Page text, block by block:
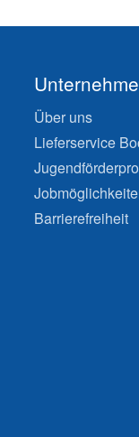
Über uns
Lieferservice
Barrierefreiheit